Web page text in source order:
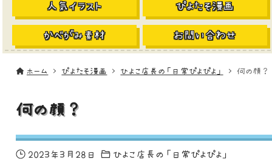
人気イラスト ぴよたそ漫画
かべがみ素材 お問い合わせ
ホーム ぴよたそ漫画 ひよこ店長の「日常ぴよぴよ」 何の顔？
何の顔？
2023年3月28日 ひよこ店長の「日常ぴよぴよ」